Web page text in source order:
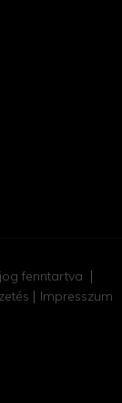
fenntartva
Impresszum